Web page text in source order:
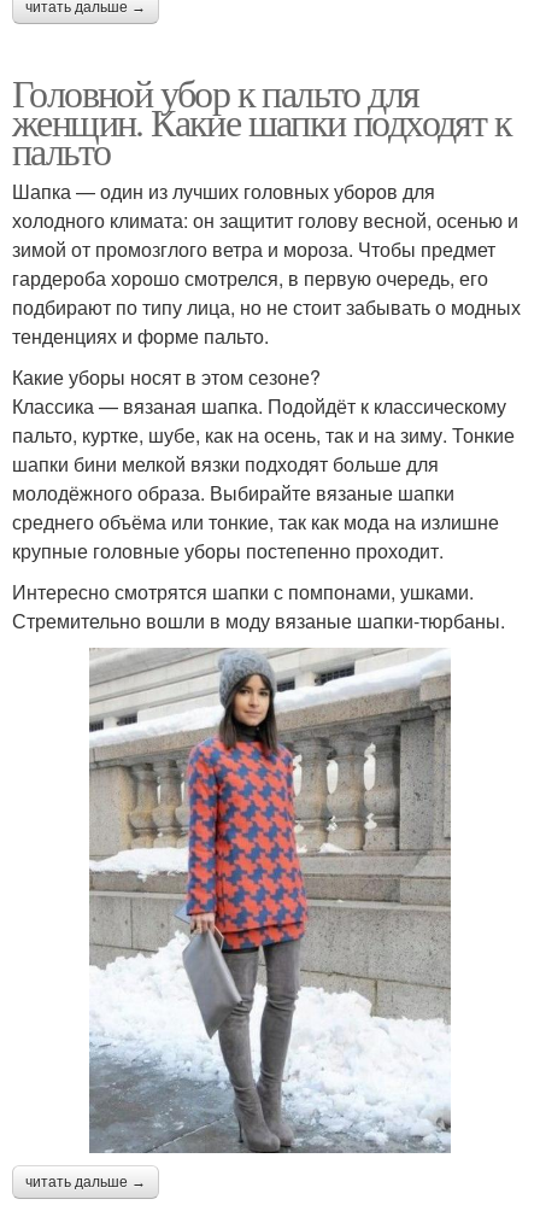
читать дальше →
Головной убор к пальто для
женщин. Какие шапки подходят к
пальто
Шапка — один из лучших головных уборов для
холодного климата: он защитит голову весной, осенью и
зимой от промозглого ветра и мороза. Чтобы предмет
гардероба хорошо смотрелся, в первую очередь, его
подбирают по типу лица, но не стоит забывать о модных
тенденциях и форме пальто.
Какие уборы носят в этом сезоне?
Классика — вязаная шапка. Подойдёт к классическому
пальто, куртке, шубе, как на осень, так и на зиму. Тонкие
шапки бини мелкой вязки подходят больше для
молодёжного образа. Выбирайте вязаные шапки
среднего объёма или тонкие, так как мода на излишне
крупные головные уборы постепенно проходит.
Интересно смотрятся шапки с помпонами, ушками.
Стремительно вошли в моду вязаные шапки-тюрбаны.
читать дальше →